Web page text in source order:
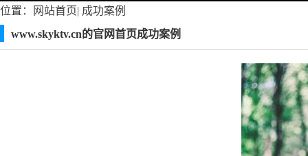
位置：
网站首页| 成功案例
www.skyktv.cn的官网首页成功案例